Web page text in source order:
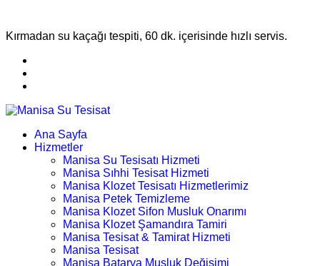
Kırmadan su kaçağı tespiti, 60 dk. içerisinde hızlı servis.
Ana Sayfa
Hizmetler
Manisa Su Tesisatı Hizmeti
Manisa Sıhhi Tesisat Hizmeti
Manisa Klozet Tesisatı Hizmetlerimiz
Manisa Petek Temizleme
Manisa Klozet Sifon Musluk Onarımı
Manisa Klozet Şamandıra Tamiri
Manisa Tesisat & Tamirat Hizmeti
Manisa Tesisat
Manisa Batarya Musluk Değişimi